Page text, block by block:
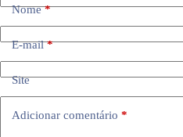
Nome*
E-mail*
Site
Adicionar comentário *